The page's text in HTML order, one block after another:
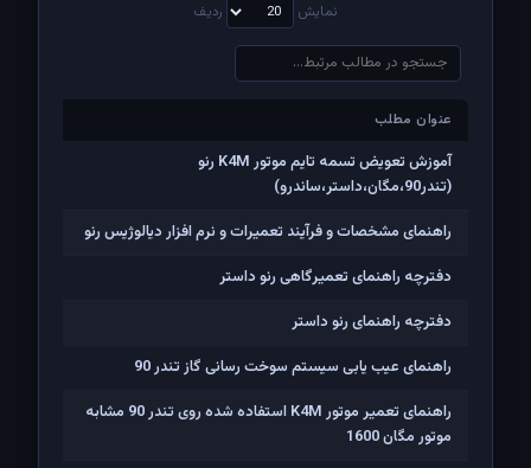
نمایش ردیف
عنوان مطلب
عنوان مطلب
آموزش تعویض تسمه تایم موتور K4M رنو
(تندر90،مگان،داستر،ساندرو)
راهنمای مشخصات و فرآیند تعمیرات و نرم افزار دیالوژیس رنو
دفترچه راهنمای تعمیرگاهی رنو داستر
دفترچه راهنمای رنو داستر
راهنمای عیب یابی سیستم سوخت رسانی گاز تندر 90
راهنمای تعمیر موتور K4M استفاده شده روی تندر 90 مشابه
موتور مگان 1600